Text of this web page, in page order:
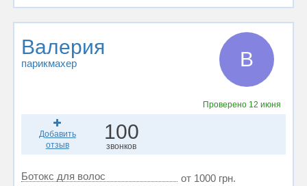
Валерия
парикмахер В
Проверено 12 июня
Добавить
отзыв
100
звонков
Ботокс для волос от 1000 грн.